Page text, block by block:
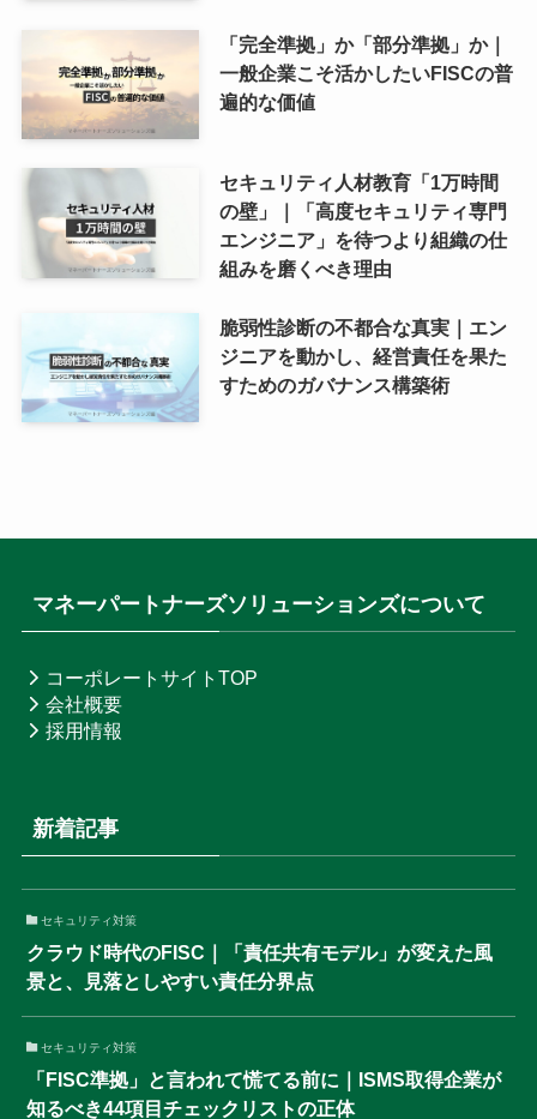
「完全準拠」か「部分準拠」か｜
一般企業こそ活かしたいFISCの普
遍的な価値
セキュリティ人材教育「1万時間
の壁」｜「高度セキュリティ専門
エンジニア」を待つより組織の仕
組みを磨くべき理由
脆弱性診断の不都合な真実｜エン
ジニアを動かし、経営責任を果た
すためのガバナンス構築術
マネーパートナーズソリューションズについて
コーポレートサイトTOP
会社概要
採用情報
新着記事
セキュリティ対策
クラウド時代のFISC｜「責任共有モデル」が変えた風
景と、見落としやすい責任分界点
セキュリティ対策
「FISC準拠」と言われて慌てる前に｜ISMS取得企業が
知るべき44項目チェックリストの正体